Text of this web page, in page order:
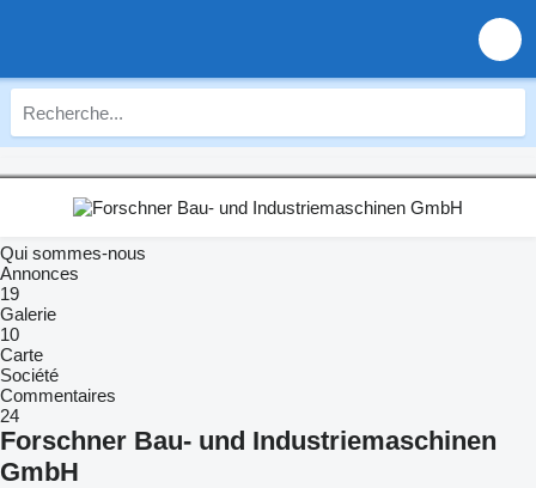
Qui sommes-nous
Annonces
19
Galerie
10
Carte
Société
Commentaires
24
Forschner Bau- und Industriemaschinen
GmbH